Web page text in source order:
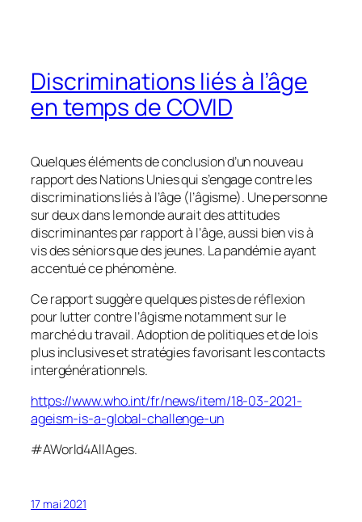
Discriminations liés à l’âge
en temps de COVID
Quelques éléments de conclusion d’un nouveau
rapport des Nations Unies qui s’engage contre les
discriminations liés à l’âge (l’âgisme). Une personne
sur deux dans le monde aurait des attitudes
discriminantes par rapport à l’âge, aussi bien vis à
vis des séniors que des jeunes. La pandémie ayant
accentué ce phénomène.
Ce rapport suggère quelques pistes de réflexion
pour lutter contre l’âgisme notamment sur le
marché du travail. Adoption de politiques et de lois
plus inclusives et stratégies favorisant les contacts
intergénérationnels.
https://www.who.int/fr/news/item/18-03-2021-
ageism-is-a-global-challenge-un
#AWorld4AllAges.
17 mai 2021